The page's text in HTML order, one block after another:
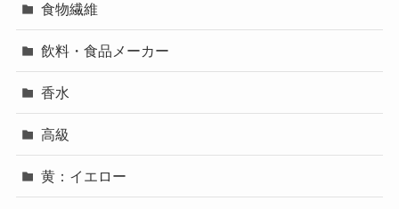
食物繊維
飲料・食品メーカー
香水
高級
黄：イエロー